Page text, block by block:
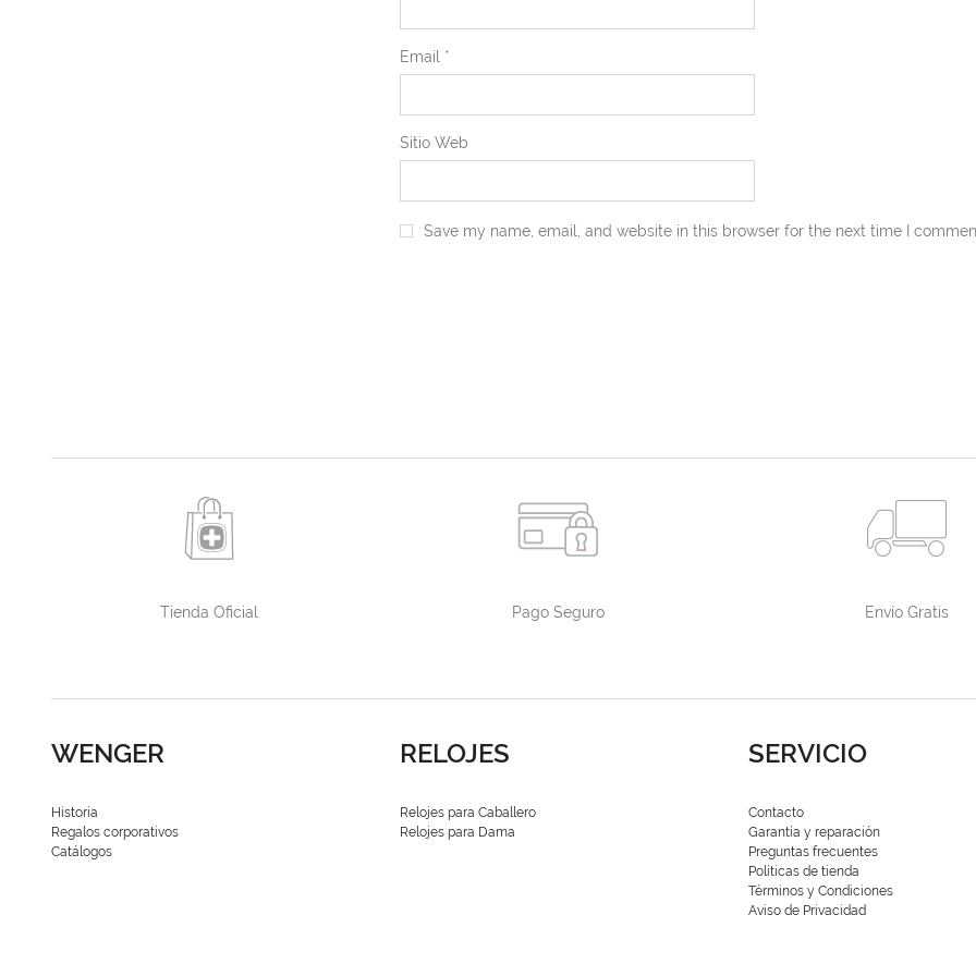
Email *
Sitio Web
Save my name, email, and website in this browser for the next time I
Tienda Oficial Pago Seguro Envío Gratis
WENGER
Historia
Regalos corporativos
Catálogos
RELOJES
Relojes para Caballero
Relojes para Dama
SERVICIO
Contacto
Garantía y reparación
Preguntas frecuentes
Políticas de tienda
Términos y Condiciones
Aviso de Privacidad